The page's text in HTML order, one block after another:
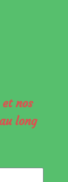
nos
long